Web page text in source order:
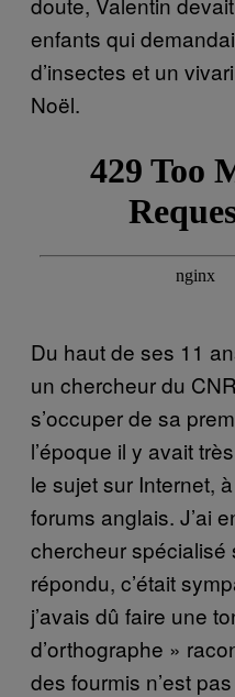
enfants qui
d’insectes et un
Noël.
Du haut de ses 11
un chercheur du
s’occuper de sa
l’époque il y avait
le sujet sur Internet,
forums anglais. J’ai
chercheur spécialisé
répondu, c’était
j’avais dû faire une
d’orthographe »
des fourmis n’est